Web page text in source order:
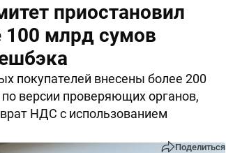
приостановил
100 млрд сумов
покупателей внесены более 200
версии проверяющих органов,
НДС с использованием
Поделиться